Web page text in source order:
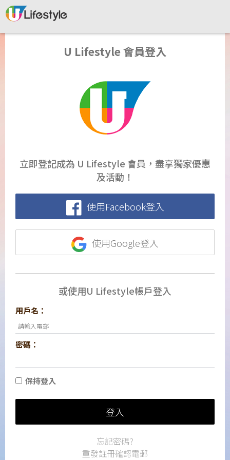
U Lifestyle 會員登入
立即登記成為 U Lifestyle 會員，盡享獨家優惠
及活動！
使用Facebook登入
使用Google登入
或使用U Lifestyle帳戶登入
用戶名：
密碼：
保持登入
登入
忘記密碼?
重發註冊確認電郵